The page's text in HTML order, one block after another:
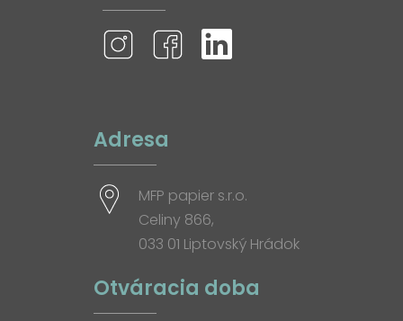
Adresa
MFP papier s.r.o.
Celiny 866,
033 01 Liptovský Hrádok
Otváracia doba